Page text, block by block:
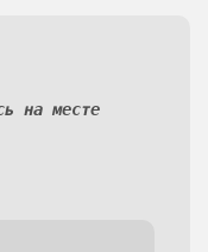
на месте